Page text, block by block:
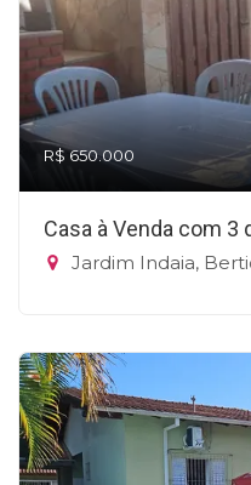
R$ 650.000
Casa à Venda com 3
Jardim Indaia,